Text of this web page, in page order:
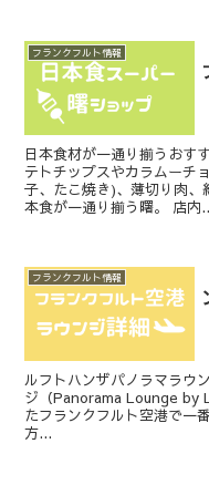
フランクフルト情報
日本食材が一通り揃うおす
テトチップスやカラムーチ
子、たこ焼き)、薄切り肉、
本食が一通り揃う曙。 店内
フランクフルト情報
ルフトハンザパノラマラウ
ジ（Panorama Lounge by
たフランクフルト空港で一
方...